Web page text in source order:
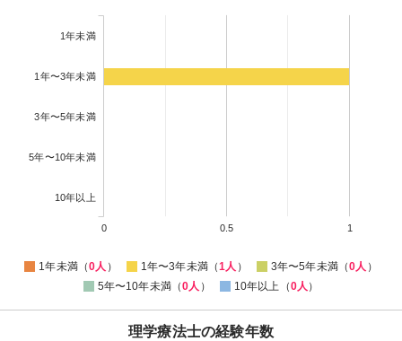
1年未満
1年〜3年未満
3年〜5年未満
5年〜10年未満
10年以上
0 0.5 1
1年未満（0人 ） 1年〜3年未満（1人 ） 3年〜5年未満（0人 ）
5年〜10年未満（0人 ） 10年以上（0人 ）
理学療法士の経験年数